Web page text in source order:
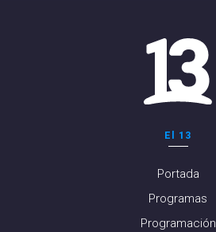
El 13
Portada
Programas
Programación